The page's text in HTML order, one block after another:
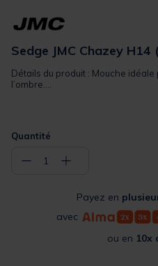
Sedge JMC Chazey H14
Détails du produit : Mouche
l’ombre....
Quantité
− 1 +
Payez en
avec
ou en 10x